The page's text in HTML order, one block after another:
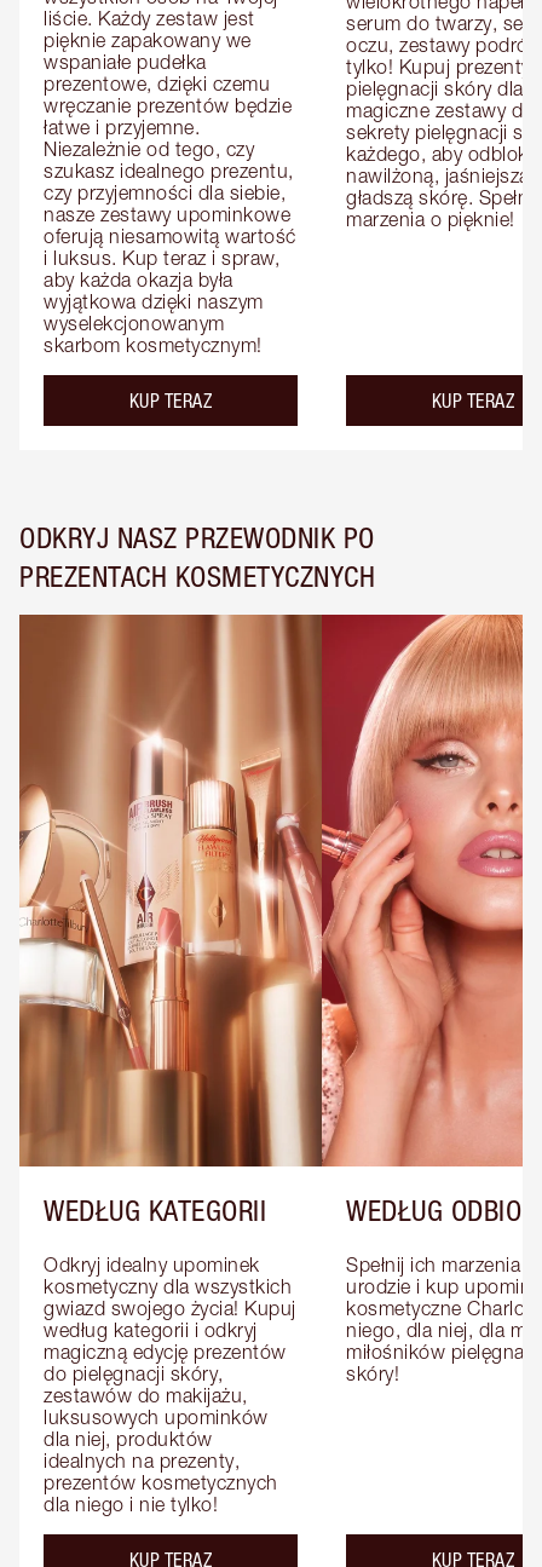
liście. Każdy zestaw jest
pięknie zapakowany we
wspaniałe pudełka
prezentowe, dzięki czemu
wręczanie prezentów będzie
łatwe i przyjemne.
Niezależnie od tego, czy
szukasz idealnego prezentu,
czy przyjemności dla siebie,
nasze zestawy upominkowe
oferują niesamowitą wartość
i luksus. Kup teraz i spraw,
aby każda okazja była
wyjątkowa dzięki naszym
wyselekcjonowanym
skarbom kosmetycznym!
KUP TERAZ
serum do twarzy,
oczu, zestawy
tylko! Kupuj prezenty
pielęgnacji skóry dla
magiczne zestawy dla
sekrety pielęgnacji
każdego, aby
nawilżoną, jaśniejszą i
gładszą skórę.
marzenia o pięknie!
KUP TERAZ
ODKRYJ NASZ PRZEWODNIK PO
PREZENTACH KOSMETYCZNYCH
WEDŁUG KATEGORII
Odkryj idealny upominek
kosmetyczny dla wszystkich
gwiazd swojego życia! Kupuj
według kategorii i odkryj
magiczną edycję prezentów
do pielęgnacji skóry,
zestawów do makijażu,
luksusowych upominków
dla niej, produktów
idealnych na prezenty,
prezentów kosmetycznych
dla niego i nie tylko!
KUP TERAZ
WEDŁUG
Spełnij ich marzenia o
urodzie i kup
kosmetyczne
niego, dla niej, dla
miłośników pielęgnacji
skóry!
KUP TERAZ